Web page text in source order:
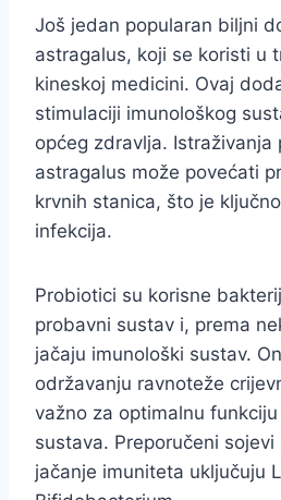
Još jedan popularan biljni
astragalus, koji se koristi u
kineskoj medicini. Ovaj
stimulaciji imunološkog
općeg zdravlja. Istraživanja
astragalus može povećati
krvnih stanica, što je
infekcija.
Probiotici su korisne
probavni sustav i, prema
jačaju imunološki sustav.
održavanju ravnoteže
važno za optimalnu
sustava. Preporučeni
jačanje imuniteta uključuju